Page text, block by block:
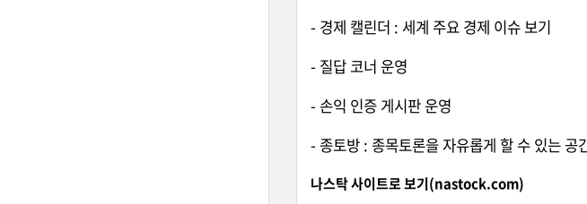
- 경제 캘린더 : 세계 주요 경제 이슈 보기
- 질답 코너 운영
- 손익 인증 게시판 운영
- 종토방 : 종목토론을 자유롭게 할 수 있는 공
나스탁 사이트로 보기(nastock.com)